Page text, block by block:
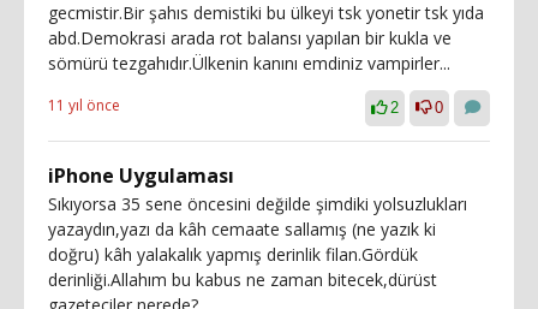
gecmistir.Bir şahıs demistiki bu ülkeyi tsk yonetir tsk yıda
abd.Demokrasi arada rot balansı yapılan bir kukla ve
sömürü tezgahıdır.Ülkenin kanını emdiniz vampirler...
11 yıl önce 2 0
iPhone Uygulaması
Sıkıyorsa 35 sene öncesini değilde şimdiki yolsuzlukları
yazaydın,yazı da kâh cemaate sallamış (ne yazık ki
doğru) kâh yalakalık yapmış derinlik filan.Gördük
derinliği.Allahım bu kabus ne zaman bitecek,dürüst